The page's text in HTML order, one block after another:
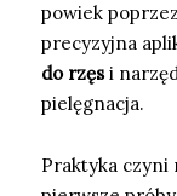
powiek
precyzyjna
do rzęsi
pielęgnacja.
Praktyka czyni